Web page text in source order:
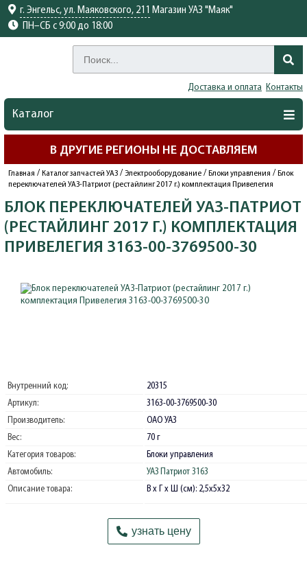
г. Энгельс, ул. Маяковского, 211 Магазин УАЗ "Маяк"
ПН–СБ с 9:00 до 18:00
Доставка и оплата Контакты
Каталог
В ДРУГИЕ РЕГИОНЫ НЕ ДОСТАВЛЯЕМ
Главная / Каталог запчастей УАЗ / Электрооборудование / Блоки управления / Блок
переключателей УАЗ-Патриот (рестайлинг 2017 г.) комплектация Привелегия
БЛОК ПЕРЕКЛЮЧАТЕЛЕЙ УАЗ-ПАТРИОТ
(РЕСТАЙЛИНГ 2017 Г.) КОМПЛЕКТАЦИЯ
ПРИВЕЛЕГИЯ 3163-00-3769500-30
Внутренний код:
20315
Артикул:
3163-00-3769500-30
Производитель:
ОАО УАЗ
Вес:
70 г
Категория товаров:
Блоки управления
Автомобиль:
УАЗ Патриот 3163
Описание товара:
В х Г х Ш (см): 2,5х5х32
узнать цену